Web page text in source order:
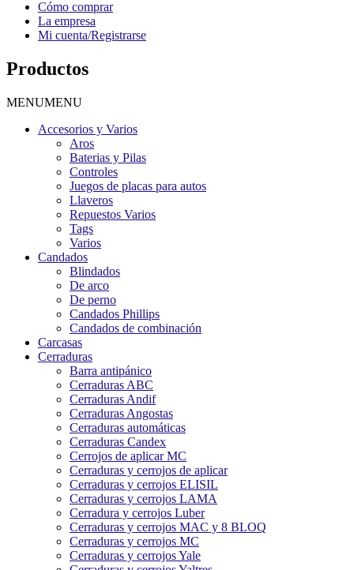
Cómo comprar
La empresa
Mi cuenta/Registrarse
Productos
MENUMENU
Accesorios y Varios
Aros
Baterias y Pilas
Controles
Juegos de placas para autos
Llaveros
Repuestos Varios
Tags
Varios
Candados
Blindados
De arco
De perno
Candados Phillips
Candados de combinación
Carcasas
Cerraduras
Barra antipánico
Cerraduras ABC
Cerraduras Andif
Cerraduras Angostas
Cerraduras automáticas
Cerraduras Candex
Cerrojos de aplicar MC
Cerraduras y cerrojos de aplicar
Cerraduras y cerrojos ELISIL
Cerraduras y cerrojos LAMA
Cerradura y cerrojos Luber
Cerraduras y cerrojos MAC y 8 BLOQ
Cerraduras y cerrojos MC
Cerraduras y cerrojos Yale